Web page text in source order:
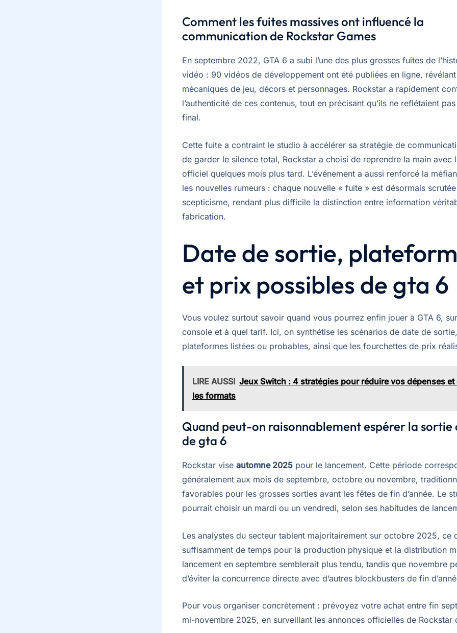
Comment les fuites massives ont influencé la
communication de Rockstar Games
En septembre 2022, GTA 6 a subi l’une des plus grosses fuites de
vidéo : 90 vidéos de développement ont été publiées en ligne, révélant
mécaniques de jeu, décors et personnages. Rockstar a rapidement
l’authenticité de ces contenus, tout en précisant qu’ils ne reflétaient
final.
Cette fuite a contraint le studio à accélérer sa stratégie de
de garder le silence total, Rockstar a choisi de reprendre la main avec
officiel quelques mois plus tard. L’événement a aussi renforcé la
les nouvelles rumeurs : chaque nouvelle « fuite » est désormais
scepticisme, rendant plus difficile la distinction entre information
fabrication.
Date de sortie,
et prix possibles de gta 6
Vous voulez surtout savoir quand vous pourrez enfin jouer à GTA 6,
console et à quel tarif. Ici, on synthétise les scénarios de date de
plateformes listées ou probables, ainsi que les fourchettes de prix
LIRE AUSSI Jeux Switch : 4 stratégies pour réduire vos dépenses et
les formats
Quand peut-on raisonnablement espérer la
de gta 6
Rockstar vise automne 2025 pour le lancement. Cette période
généralement aux mois de septembre, octobre ou novembre,
favorables pour les grosses sorties avant les fêtes de fin d’année. Le
pourrait choisir un mardi ou un vendredi, selon ses habitudes de
Les analystes du secteur tablent majoritairement sur octobre 2025, ce
suffisamment de temps pour la production physique et la distribution
lancement en septembre semblerait plus tendu, tandis que novembre
d’éviter la concurrence directe avec d’autres blockbusters de fin
Pour vous organiser concrètement : prévoyez votre achat entre fin
mi-novembre 2025, en surveillant les annonces officielles de Rockstar